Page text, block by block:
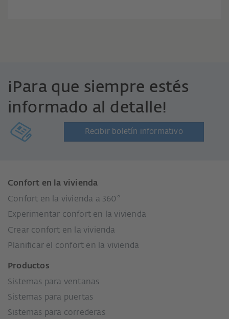
¡Para que siempre estés
informado al detalle!
Recibir boletín informativo
Confort en la vivienda
Confort en la vivienda a 360°
Experimentar confort en la vivienda
Crear confort en la vivienda
Planificar el confort en la vivienda
Productos
Sistemas para ventanas
Sistemas para puertas
Sistemas para correderas